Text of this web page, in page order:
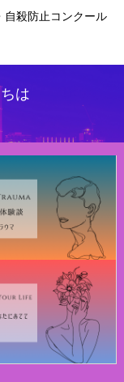
は
自殺防止コンクール